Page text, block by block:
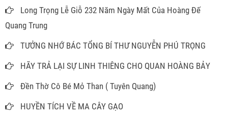
Long Trọng Lễ Giỗ 232 Năm Ngày Mất Của Hoàng Đế
Quang Trung
TƯỞNG NHỚ BÁC TỔNG BÍ THƯ NGUYỄN PHÚ TRỌNG
HÃY TRẢ LẠI SỰ LINH THIÊNG CHO QUAN HOÀNG BẢY
Đền Thờ Cô Bé Mỏ Than ( Tuyên Quang)
HUYỀN TÍCH VỀ MA CÂY GẠO